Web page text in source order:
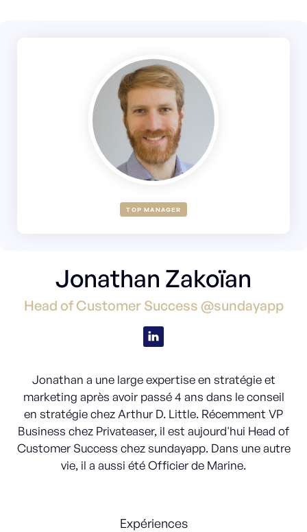
TOP MANAGER
Jonathan Zakoïan
Head of Customer Success @sundayapp
Jonathan a une large expertise en stratégie et
marketing après avoir passé 4 ans dans le conseil
en stratégie chez Arthur D. Little. Récemment VP
Business chez Privateaser, il est aujourd'hui Head of
Customer Success chez sundayapp. Dans une autre
vie, il a aussi été Officier de Marine.
Expériences